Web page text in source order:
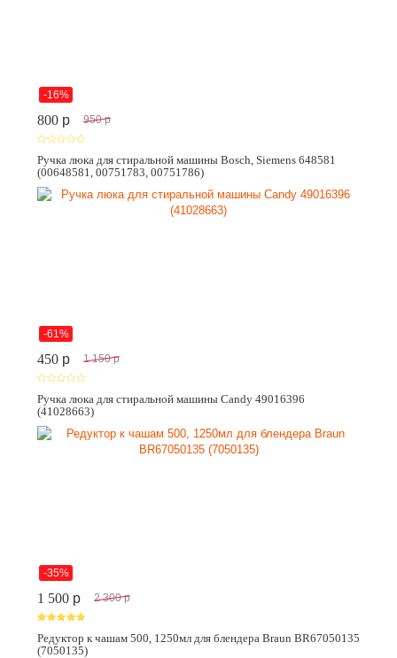
-16%
800 p 950 p
Ручка люка для стиральной машины Bosch, Siemens 648581
(00648581, 00751783, 00751786)
-61%
450 p 1 150 p
Ручка люка для стиральной машины Candy 49016396
(41028663)
-35%
1 500 p 2 300 p
Редуктор к чашам 500, 1250мл для блендера Braun BR67050135
(7050135)